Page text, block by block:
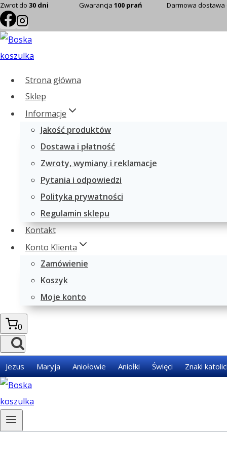
Zwrot do 30 dni Gwarancja 100 prań Darmowa dostawa
Strona główna
Sklep
Informacje
Jakość produktów
Dostawa i płatność
Zwroty, wymiany i reklamacje
Pytania i odpowiedzi
Polityka prywatności
Regulamin sklepu
Kontakt
Konto Klienta
Zamówienie
Koszyk
Moje konto
0
Jezus Maryja Aniołowie Aniołki Święci Znaki